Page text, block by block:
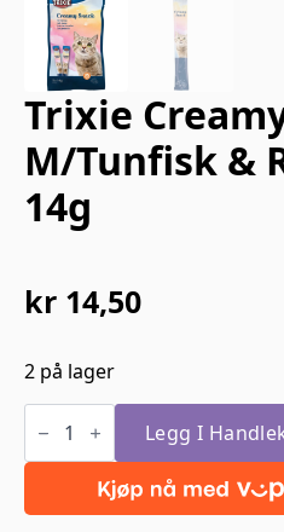
Trixie
M/Tunfisk &
14g
Opprinnelig
pris
var:
kr 29,00.
kr 14,50
Nåværende
pris
er:
kr 14,50.
2 på lager
Trixie
Creamy
Katt
M/Tunfisk
&
Legg I